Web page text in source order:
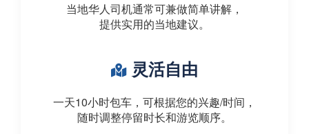
当地华人司机通常可兼做简单讲解，
提供实用的当地建议。
灵活自由
一天10小时包车，可根据您的兴趣/时间，
随时调整停留时长和游览顺序。